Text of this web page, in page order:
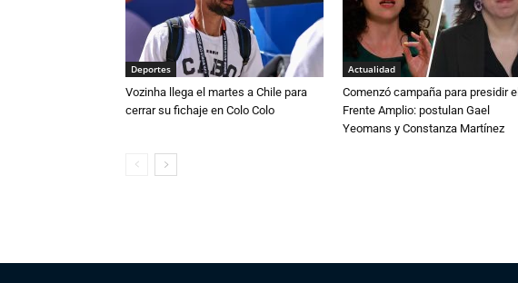
Deportes
Vozinha llega el martes a Chile para
cerrar su fichaje en Colo Colo
Actualidad
Comenzó campaña para presidir el
Frente Amplio: postulan Gael
Yeomans y Constanza Martínez